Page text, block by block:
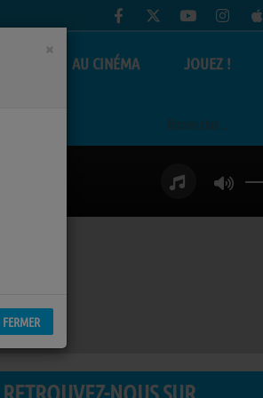
AU CINÉMA JOUEZ !
RETROUVEZ-NOUS SUR
×
FERMER